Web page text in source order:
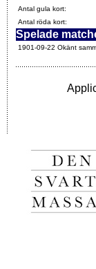
Antal gula kort:
Antal röda kort:
Spelade
1901-09-22 Okänt